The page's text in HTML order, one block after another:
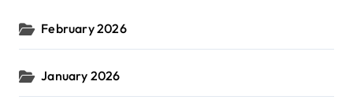
February 2026
January 2026